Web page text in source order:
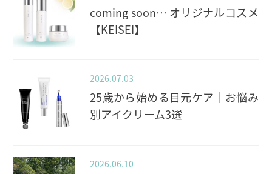
coming soon… オリジナルコスメ
【KEISEI】
2026.07.03
25歳から始める目元ケア｜お悩み
別アイクリーム3選
2026.06.10